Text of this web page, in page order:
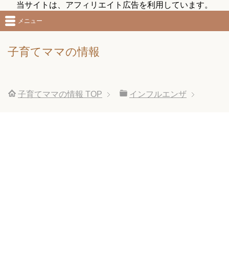
当サイトは、アフィリエイト広告を利用しています。
子育てママの情報
メニュー
子育てママの情報 TOP インフルエンザ